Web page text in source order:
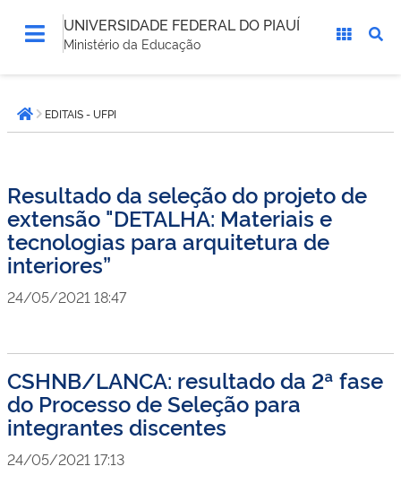
UNIVERSIDADE FEDERAL DO PIAUÍ
Ministério da Educação
está
aqui:Página inicial
EDITAIS - UFPI
Resultado da seleção do projeto de
extensão "DETALHA: Materiais e
tecnologias para arquitetura de
interiores”
24/05/2021 18:47
CSHNB/LANCA: resultado da 2ª fase
do Processo de Seleção para
integrantes discentes
24/05/2021 17:13